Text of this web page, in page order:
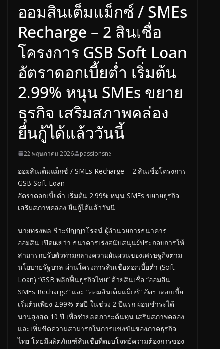
ออมสินเต็มแม็กซ์ / SMEs
Recharge – 2 สินเชื่อ
โครงการ GSB Soft Loan
อัตราดอกเบี้ยต่ำ เริ่มต้น
2.99% หนุน SMEs ขยาย
ธุรกิจ เสริมสภาพคล่อง
ยื่นกู้ได้แล้ววันนี้
22 พฤษภาคม 2026 passionsne
ออมสินเต็มแม็กซ์ / SMEs Recharge – 2 สินเชื่อโครงการ
GSB Soft Loan
อัตราดอกเบี้ยต่ำ เริ่มต้น 2.99% หนุน SMEs ขยายธุรกิจ
เสริมสภาพคล่อง ยื่นกู้ได้แล้ววันนี
นายทรงพล ชีวะปัญญาโรจน์ ผู้อำนวยการธนาคาร
ออมสิน เปิดเผยว่า ธนาคารเร่งสนับสนุนผู้ประกอบการให้
สามารถปรับตัวท่ามกลางความผันผวนของเศรษฐกิจตาม
นโยบายรัฐบาล ผ่านโครงการสินเชื่อดอกเบี้ยต่ำ (Soft
Loan) “GSB พลิกฟื้นธุรกิจไทย” ด้วยสินเชื่อ “ออมสิน
SMEs Recharge” และ “ออมสินเต็มแม็กซ์” อัตราดอกเบี้ย
เริ่มต้นเพียง 2.99% ต่อปี ในช่วง 2 ปีแรก ผ่อนชำระได้
นานสูงสุด 10 ปี เพื่อช่วยลดภาระต้นทุน เสริมสภาพคล่อง
และเพิ่มขีดความสามารถในการแข่งขันของภาคธุรกิจ
ไทย โดยมีผลิตภัณฑ์สินเชื่อที่ตอบโจทย์ความต้องการของ